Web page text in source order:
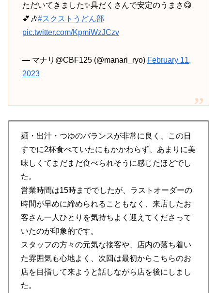
ただいてきました✨具だくさんで安定のうまさ😋
💕🎶#スクストうどん部
pic.twitter.com/KpmiWzJCzv
— マナリ@CBF125 (@manari_ryo) February 11,
2023
麺・出汁・つゆのバランスが非常に良く、この日
すでに2杯食べていたにもかかわらず、あまりに美
味しくてまだまだ食べられそうに感じたほどでし
た。
営業時間は15時まででしたが、ラストオーダーの
時間が早めに締められることもなく、来店したお
客さん一人ひとりを気持ちよく迎えてくださって
いたのが印象的です。
スタッフの方々の元気な接客や、店内の落ち着い
た雰囲気も心地よく、次回は最初からこちらのお
店を目指して来ようと話しながら店を後にしまし
た。